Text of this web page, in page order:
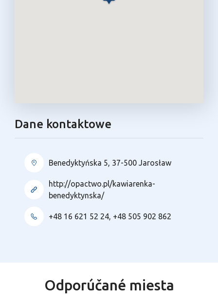
Dane kontaktowe
Benedyktyńska 5, 37-500 Jarosław
http://opactwo.pl/kawiarenka-
benedyktynska/
+48 16 621 52 24, +48 505 902 862
Odporúčané miesta